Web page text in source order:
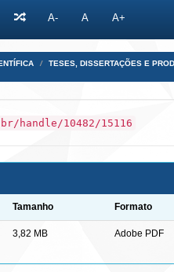
A- A A+
TESES, DISSERTAÇÕES E
handle/10482/15116
Tamanho Formato
3,82 MB Adobe PDF